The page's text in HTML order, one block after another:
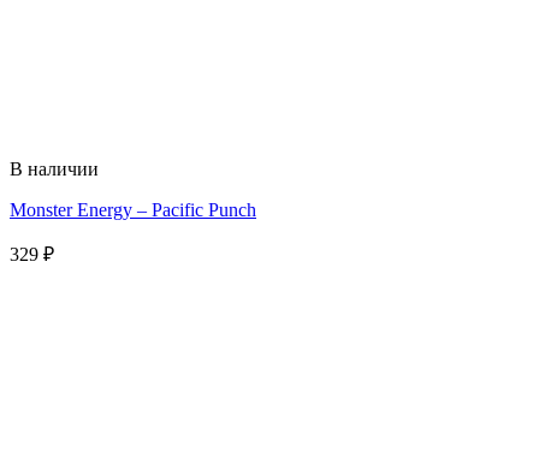
В наличии
Monster Energy – Pacific Punch
329 ₽